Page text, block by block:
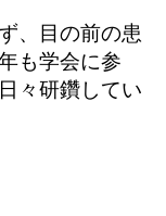
、目の前の患
も学会に参
々研鑽してい